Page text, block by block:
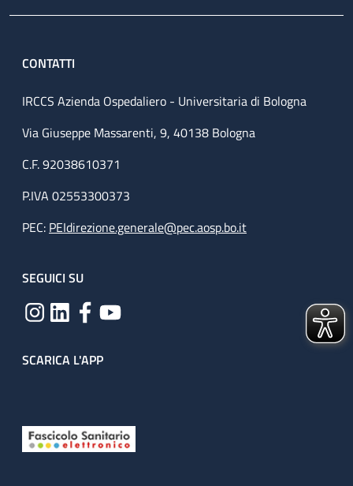
CONTATTI
IRCCS Azienda Ospedaliero - Universitaria di Bologna
Via Giuseppe Massarenti, 9, 40138 Bologna
C.F. 92038610371
P.IVA 02553300373
PEC: PEIdirezione.generale@pec.aosp.bo.it
SEGUICI SU
SCARICA L'APP